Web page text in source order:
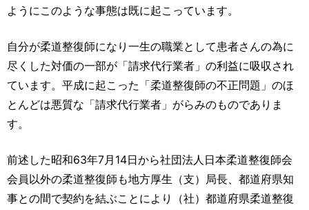
ようにこのような事態は既に起こっています。
自分が柔道整復師になり一生の職業として患者さんの為に
尽くした対価の一部が「請求代行業者」の利益に吸収され
ています。平成に起こった「柔道整復師の不正問題」のほ
とんどは悪質な「請求代行業者」がらみのものでありま
す。
前述した昭和63年7月14日から社団法人日本柔道整復師会
会員以外の柔道整復師も地方厚生（支）局長、都道府県知
事との間で契約を結ぶことにより（社）都道府県柔道整復